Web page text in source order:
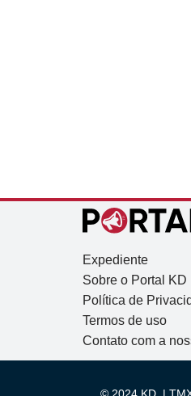
Expediente
Sobre o Portal KD
Política de
Termos de uso
Contato com a